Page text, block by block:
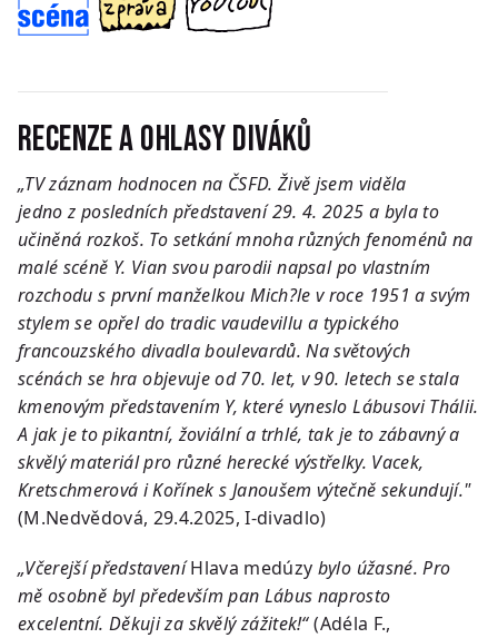
Recenze a ohlasy diváků
„TV záznam hodnocen na ČSFD. Živě jsem viděla
jedno z posledních představení 29. 4. 2025 a byla to
učiněná rozkoš. To setkání mnoha různých fenoménů na
malé scéně Y. Vian svou parodii napsal po vlastním
rozchodu s první manželkou Mich?le v roce 1951 a svým
stylem se opřel do tradic vaudevillu a typického
francouzského divadla boulevardů. Na světových
scénách se hra objevuje od 70. let, v 90. letech se stala
kmenovým představením Y, které vyneslo Lábusovi Thálii.
A jak je to pikantní, žoviální a trhlé, tak je to zábavný a
skvělý materiál pro různé herecké výstřelky. Vacek,
Kretschmerová i Kořínek s Janoušem výtečně sekundují."
(M.Nedvědová, 29.4.2025, I-divadlo)
„Včerejší představeníHlava medúzy bylo úžasné. Pro
mě osobně byl především pan Lábus naprosto
excelentní. Děkuji za skvělý zážitek!“(Adéla F.,